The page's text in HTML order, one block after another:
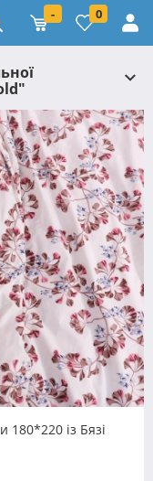
- 0
180*220 із Бязі